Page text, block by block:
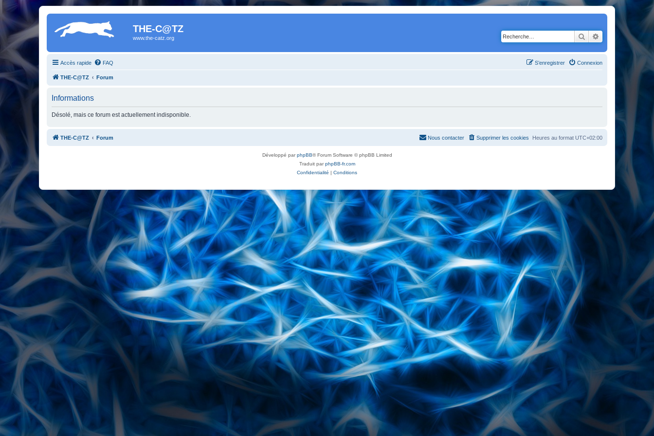
THE-C@TZ
www.the-catz.org RechercherRecherche
Accès rapide FAQ Connexion
S’enregistrer
THE-C@TZ Forum
Informations
Désolé, mais ce forum est actuellement indisponible.
THE-C@TZ Forum Heures au format UTC+02:00
Supprimer les cookies
Nous contacter
Développé parphpBB® Forum Software © phpBB Limited
Traduit parphpBB-fr.com
Confidentialité | Conditions